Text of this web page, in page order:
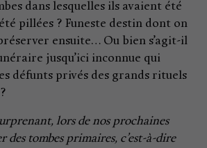
dans lesquelles ils avaient été
pillées ? Funeste destin dont on
ensuite… Ou bien s’agit-il
jusqu’ici inconnue qui
défunts privés des grands rituels
lors de nos prochaines
des tombes primaires, c’est-à-dire